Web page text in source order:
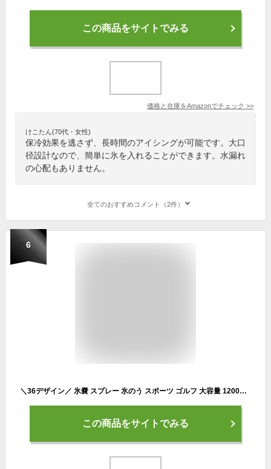
この商品をサイトでみる
価格と在庫をAmazonでチェック >>
けこたん(70代・女性)
保冷効果を逃さず、長時間のアイシングが可能です。大口
径設計なので、簡単に氷を入れることができます。水漏れ
の心配もありません。
全てのおすすめコメント（2件）
6
＼36デザイン／ 氷嚢 スプレー 氷のう スポーツ ゴルフ 大容量 1200ml OCRU スプレー付き氷嚢 かわいい 猛暑対策 冷却グッズ アイスバッグ アイシング ミスト 首 冷感 熱中症対策 運動会 アイスパック おしゃれ 冷却 膝 肘 首 野球 部活 猛暑対策グッズ 最強
この商品をサイトでみる